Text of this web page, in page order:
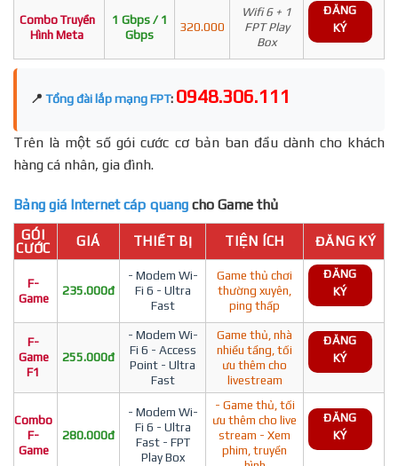
Combo Truyền
Hình Meta
1 Gbps / 1
Gbps
320.000
Wifi 6 + 1
FPT Play
Box
ĐĂNG
KÝ
📍 Tổng đài lắp mạng FPT: 0948.306.111
Trên là một số gói cước cơ bản ban đầu dành cho khách
hàng cá nhân, gia đình.
Bảng giá Internet cáp quang cho Game thủ
GÓI
CƯỚC
GIÁ THIẾT BỊ TIỆN ÍCH ĐĂNG KÝ
F-
Game
235.000đ
- Modem Wi-
Fi 6 - Ultra
Fast
Game thủ chơi
thường xuyên,
ping thấp
ĐĂNG
KÝ
F-
Game
F1
255.000đ
- Modem Wi-
Fi 6 - Access
Point - Ultra
Fast
Game thủ, nhà
nhiều tầng, tối
ưu thêm cho
livestream
ĐĂNG
KÝ
Combo
F-
Game
280.000đ
- Modem Wi-
Fi 6 - Ultra
Fast - FPT
Play Box
- Game thủ, tối
ưu thêm cho live
stream - Xem
phim, truyền
ĐĂNG
KÝ